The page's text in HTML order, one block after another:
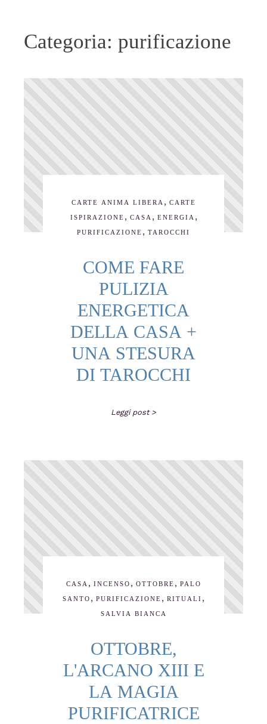
Categoria: purificazione
CARTE ANIMA LIBERA , CARTE
ISPIRAZIONE , CASA , ENERGIA ,
PURIFICAZIONE , TAROCCHI
COME FARE
PULIZIA
ENERGETICA
DELLA CASA +
UNA STESURA
DI TAROCCHI
Leggi post >
CASA , INCENSO , OTTOBRE , PALO
SANTO , PURIFICAZIONE , RITUALI ,
SALVIA BIANCA
OTTOBRE,
L'ARCANO XIII E
LA MAGIA
PURIFICATRICE